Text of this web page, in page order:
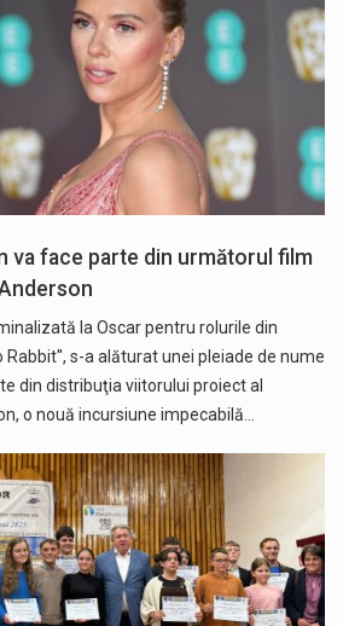
va face parte din următorul film
la Oscar pentru rolurile din
Rabbit'', s-a alăturat unei pleiade de nume
din distribuţia viitorului proiect al
o nouă incursiune impecabilă…